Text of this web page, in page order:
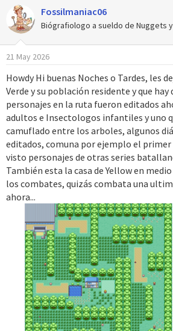
Fossilmaniac06
Biógrafiologo a sueldo de Nuggets
21 May 2026
Howdy Hi buenas Noches o Tardes, les
Verde y su población residente y que hay
personajes en la ruta fueron editados
adultos e Insectologos infantiles y uno
camuflado entre los arboles, algunos
editados, comuna por ejemplo el primer
visto personajes de otras series
También esta la casa de Yellow en
los combates, quizás combata una
ahora...